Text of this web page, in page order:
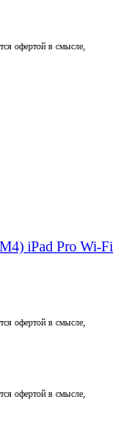
офертой в смысле,
iPad Pro Wi-Fi
офертой в смысле,
офертой в смысле,